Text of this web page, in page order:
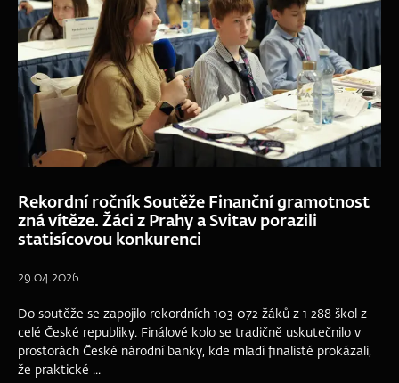
Rekordní ročník Soutěže Finanční gramotnost
zná vítěze. Žáci z Prahy a Svitav porazili
statisícovou konkurenci
29.04.2026
Do soutěže se zapojilo rekordních 103 072 žáků z 1 288 škol z
celé České republiky. Finálové kolo se tradičně uskutečnilo v
prostorách České národní banky, kde mladí finalisté prokázali,
že praktické ...